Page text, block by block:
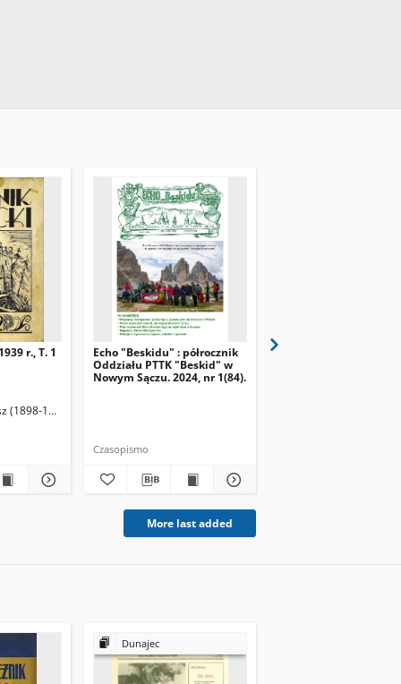
Redaktor. Korekta
r., T. 1
(1898-1955). Redaktor
Echo "Beskidu" : półrocznik
Oddziału PTTK "Beskid" w
Nowym Sączu. 2024, nr 1(84).
Czasopismo
More last added
Dunajec